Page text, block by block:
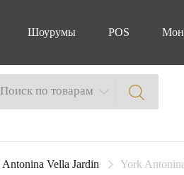
Шоурумы POS
Поиск по товарам
Antonina Vella Jardin York